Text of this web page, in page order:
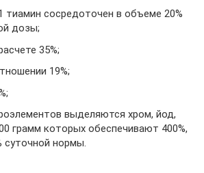
тиамин сосредоточен в объеме 20%
дозы;
35%;
19%;
выделяются хром, йод,
грамм которых обеспечивают 400%,
суточной нормы.